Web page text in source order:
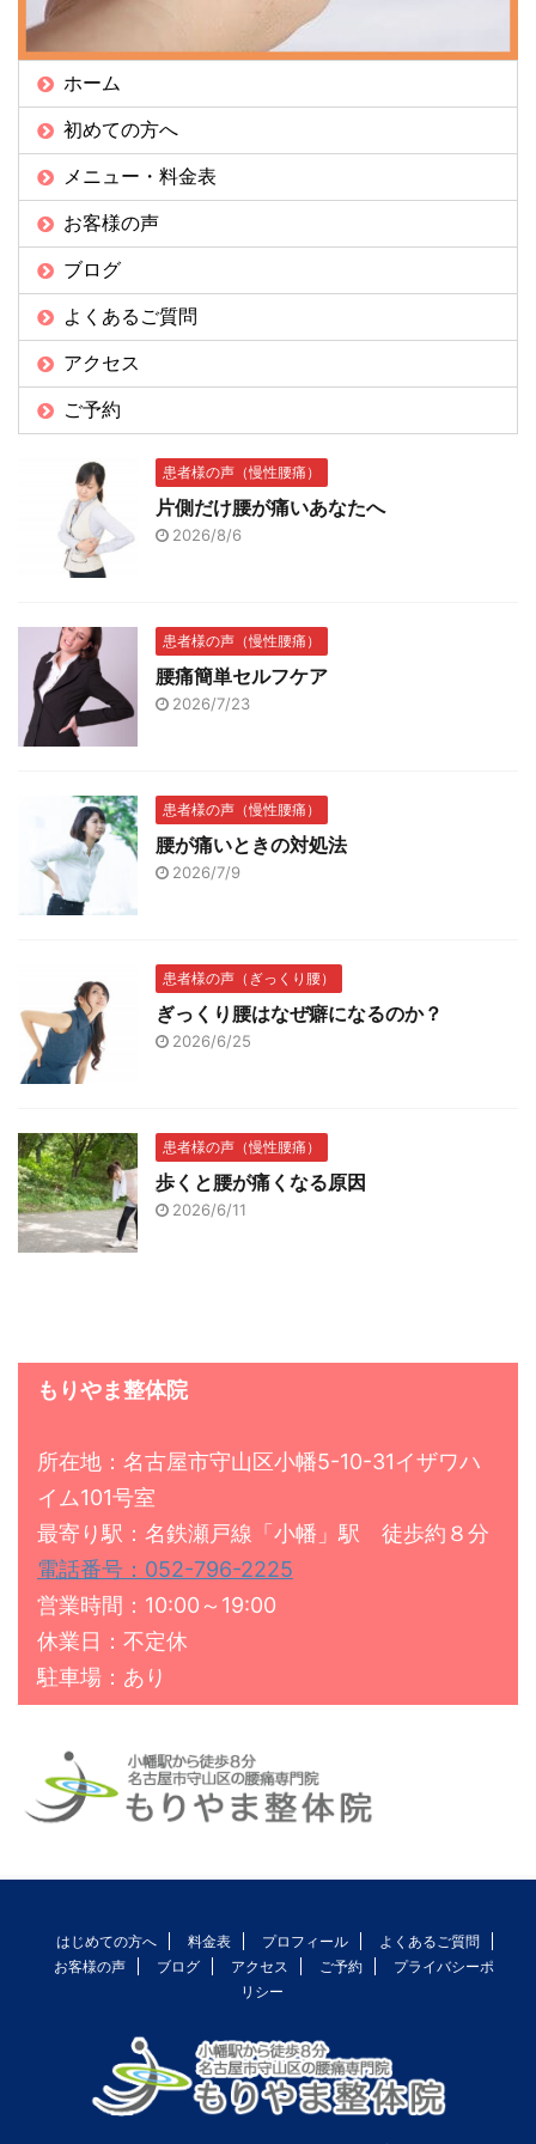
ホーム
初めての方へ
メニュー・料金表
お客様の声
ブログ
よくあるご質問
アクセス
ご予約
患者様の声（慢性腰痛）
片側だけ腰が痛いあなたへ
2026/8/6
患者様の声（慢性腰痛）
腰痛簡単セルフケア
2026/7/23
患者様の声（慢性腰痛）
腰が痛いときの対処法
2026/7/9
患者様の声（ぎっくり腰）
ぎっくり腰はなぜ癖になるのか？
2026/6/25
患者様の声（慢性腰痛）
歩くと腰が痛くなる原因
2026/6/11
もりやま整体院
所在地：名古屋市守山区小幡5-10-31イザワハ
イム101号室
最寄り駅：名鉄瀬戸線「小幡」駅 徒歩約８分
電話番号：052-796-2225
営業時間：10:00～19:00
休業日：不定休
駐車場：あり
はじめての方へ 料金表 プロフィール
よくあるご質問
お客様の声
ブログ アクセス ご予約
プライバシーポ
リシー